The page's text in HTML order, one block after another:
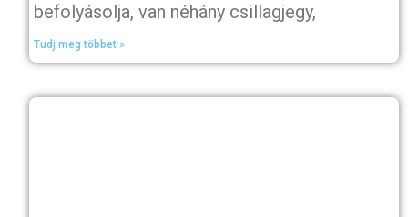
befolyásolja, van néhány csillagjegy,
Tudj meg többet »